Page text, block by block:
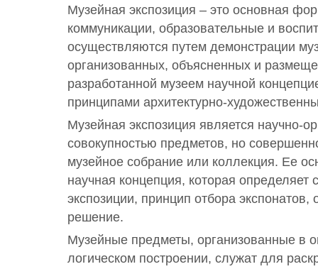
Музейная экспозиция – это основная
коммуникации, образовательные и
осуществляются путем демонстрации
организованных, объясненных и
разработанной музеем научной
принципами архитектурно-
Музейная экспозиция является научно-
совокупностью предметов, но
музейное собрание или коллекция. Ее
научная концепция, которая определяет
экспозиции, принцип отбора
решение.
Музейные предметы, организованные в
логическом построении, служат для